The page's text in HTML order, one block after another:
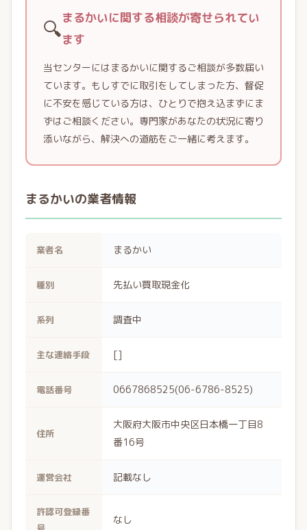
🔍まるかいに関する相談が寄せられてい
ます
当センターにはまるかいに関するご相談が多数届い
ています。もしすでに取引をしてしまった方、督促
に不安を感じている方は、ひとりで抱え込まずにま
ずはご相談ください。専門家があなたの状況に寄り
添いながら、解決への道筋をご一緒に考えます。
まるかいの業者情報
業者名 まるかい
種別 先払い買取現金化
系列 調査中
主な連絡手段 []
電話番号 0667868525(06-6786-8525)
住所
大阪府大阪市中央区日本橋一丁目8
番16号
運営会社 記載なし
許認可登録番
なし